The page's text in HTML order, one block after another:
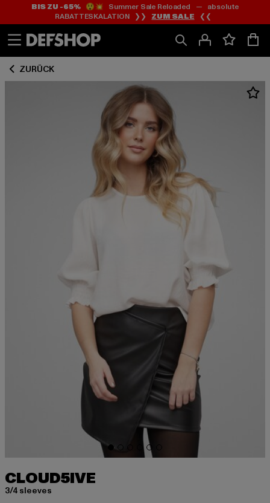
Zum
Inhalt
springen
Zum
Fußzeile
springen
BIS ZU -65%😲💥 Summer Sale Reloaded — absolute
RABATTESKALATION ❯❯ ZUM SALE ❮❮
ZURÜCK
CLOUD5IVE
3/4 sleeves